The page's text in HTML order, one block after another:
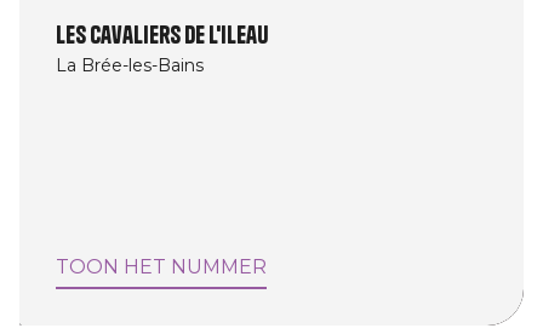
Les Cavaliers de l'Ileau
La Brée-les-Bains
TOON HET NUMMER